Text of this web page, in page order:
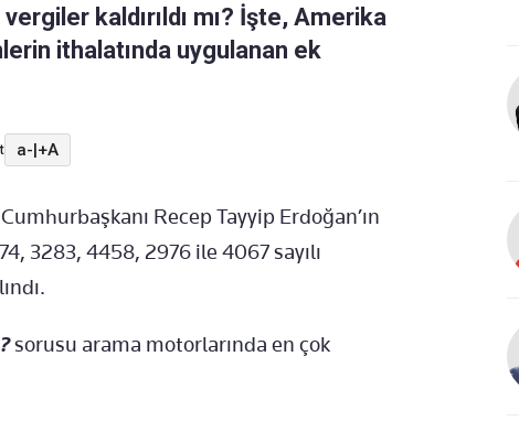
kaldırıldı mı? İşte, Amerika
ithalatında uygulanan ek
a-|+A
Recep Tayyip Erdoğan’ın
3283, 4458, 2976 ile 4067 sayılı
sorusu arama motorlarında en çok